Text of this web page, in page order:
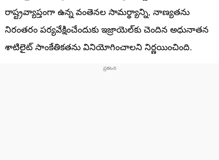
రాష్ట్రవ్యాప్తంగా ఉన్న వంతెనల సామర్థ్యాన్ని, నాణ్యతను
నిరంతరం పర్యవేక్షించేందుకు ఇజ్రాయెల్‌కు చెందిన అధునాతన
శాటిలైట్ సాంకేతికతను వినియోగించాలని నిర్ణయించింది.